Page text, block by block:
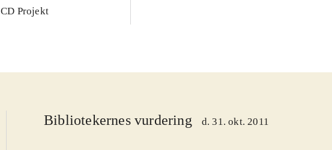
CD Projekt
Bibliotekernes vurdering d. 31. okt. 2011